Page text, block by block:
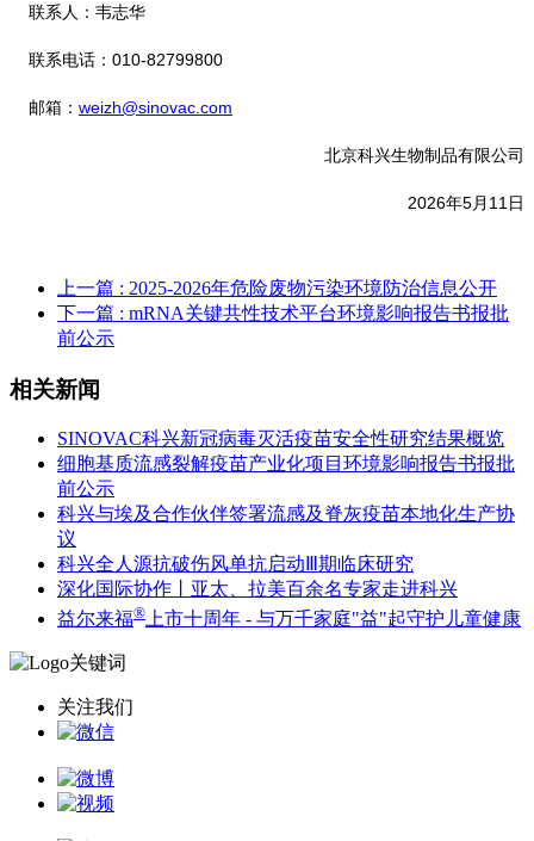
联系人：韦志华
联系电话：010-82799800
邮箱： weizh@sinovac.com
北京科兴生物制品有限公司
2026年5月11日
上一篇 : 2025-2026年危险废物污染环境防治信息公开
下一篇 : mRNA关键共性技术平台环境影响报告书报批
前公示
相关新闻
SINOVAC科兴新冠病毒灭活疫苗安全性研究结果概览
细胞基质流感裂解疫苗产业化项目环境影响报告书报批
前公示
科兴与埃及合作伙伴签署流感及脊灰疫苗本地化生产协
议
科兴全人源抗破伤风单抗启动Ⅲ期临床研究
深化国际协作丨亚太、拉美百余名专家走进科兴
益尔来福® 上市十周年 - 与万千家庭"益"起守护儿童健康
关注我们